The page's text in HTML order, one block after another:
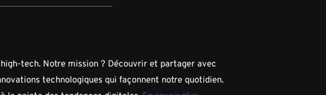
tech. Notre mission ? Découvrir et partager avec
technologiques qui façonnent notre quotidien.